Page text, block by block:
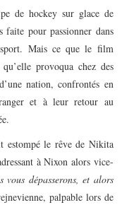
de hockey sur glace de
faite pour passionner dans
Mais ce que le film
provoqua chez des
nation, confrontés en
et à leur retour au
estompé le rêve de Nikita
à Nixon alors vice-
vous dépasserons, et alors
palpable lors de